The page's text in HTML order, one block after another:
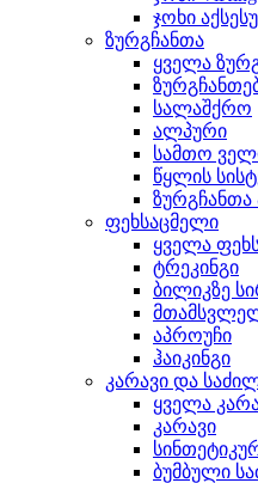
ჯოხი
ზურგჩანთა
ყველა
სალაშქრო
ალპური
სამთო
წყლის
ზურგჩანთა
ფეხსაცმელი
ყველა
ტრეკინგი
ბილიკზე
აპროუჩი
ჰაიკინგი
კარავი და
ყველა
კარავი
ბუმბული